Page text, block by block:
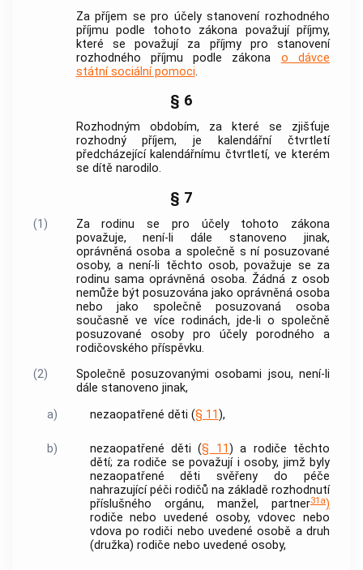
Za příjem se pro účely stanovení rozhodného
příjmu podle tohoto zákona považují příjmy,
které se považují za příjmy pro stanovení
rozhodného příjmu podle zákona o dávce
státní sociální pomoci.
§ 6
Rozhodným obdobím, za které se zjišťuje
rozhodný příjem, je kalendářní čtvrtletí
předcházející kalendářnímu čtvrtletí, ve kterém
se dítě narodilo.
§ 7
(1)
Za rodinu se pro účely tohoto zákona
považuje, není-li dále stanoveno jinak,
oprávněná osoba a společně s ní posuzované
osoby, a není-li těchto osob, považuje se za
rodinu sama oprávněná osoba. Žádná z osob
nemůže být posuzována jako oprávněná osoba
nebo jako společně posuzovaná osoba
současně ve více rodinách, jde-li o společně
posuzované osoby pro účely porodného a
rodičovského příspěvku.
(2)
Společně posuzovanými osobami jsou, není-li
dále stanoveno jinak,
a)
nezaopatřené děti (§ 11),
b) nezaopatřené děti (§ 11) a rodiče těchto
dětí; za rodiče se považují i osoby, jimž byly
nezaopatřené děti svěřeny do péče
nahrazující péči rodičů na základě rozhodnutí
příslušného orgánu, manžel, partner31a)
rodiče nebo uvedené osoby, vdovec nebo
vdova po rodiči nebo uvedené osobě a druh
(družka) rodiče nebo uvedené osoby,